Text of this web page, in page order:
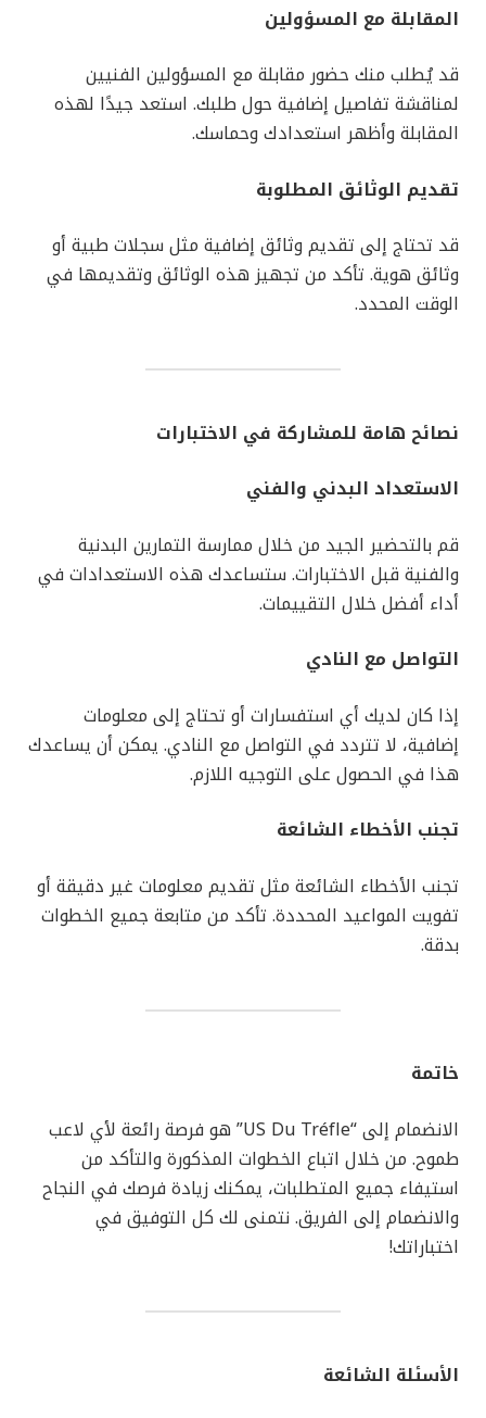
المقابلة مع المسؤولين
قد يُطلب منك حضور مقابلة مع المسؤولين الفنيين
لمناقشة تفاصيل إضافية حول طلبك. استعد جيدًا لهذه
المقابلة وأظهر استعدادك وحماسك.
تقديم الوثائق المطلوبة
قد تحتاج إلى تقديم وثائق إضافية مثل سجلات طبية أو
وثائق هوية. تأكد من تجهيز هذه الوثائق وتقديمها في
الوقت المحدد.
نصائح هامة للمشاركة في الاختبارات
الاستعداد البدني والفني
قم بالتحضير الجيد من خلال ممارسة التمارين البدنية
والفنية قبل الاختبارات. ستساعدك هذه الاستعدادات في
أداء أفضل خلال التقييمات.
التواصل مع النادي
إذا كان لديك أي استفسارات أو تحتاج إلى معلومات
إضافية، لا تتردد في التواصل مع النادي. يمكن أن يساعدك
هذا في الحصول على التوجيه اللازم.
تجنب الأخطاء الشائعة
تجنب الأخطاء الشائعة مثل تقديم معلومات غير دقيقة أو
تفويت المواعيد المحددة. تأكد من متابعة جميع الخطوات
بدقة.
خاتمة
الانضمام إلى “US Du Tréfle” هو فرصة رائعة لأي لاعب
طموح. من خلال اتباع الخطوات المذكورة والتأكد من
استيفاء جميع المتطلبات، يمكنك زيادة فرصك في النجاح
والانضمام إلى الفريق. نتمنى لك كل التوفيق في
اختباراتك!
الأسئلة الشائعة